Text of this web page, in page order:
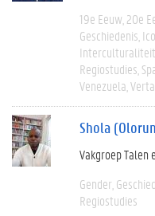
19e Eeuw 20e
Geschiedenis
Interculturaliteit
Regiostudies
Venezuela
Shola
Vakgroep Talen
Gender
Regiostudies